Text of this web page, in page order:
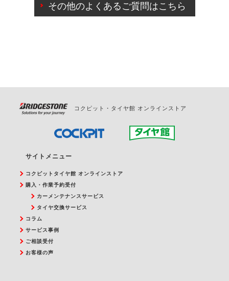
ご来店予約日の3営業日前を過ぎている場合のご予約
の日時変更につきましては、直接ご予約の店舗まで
その他のよくあるご質問はこちら
コクピット・タイヤ館 オンラインストア
サイトメニュー
コクピットタイヤ館 オンラインストア
購入・作業予約受付
カーメンテナンスサービス
タイヤ交換サービス
コラム
サービス事例
ご相談受付
お客様の声